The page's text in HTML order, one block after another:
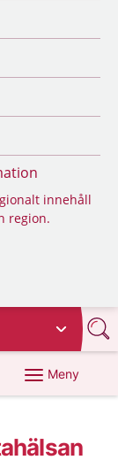
innehåll
region.
Meny